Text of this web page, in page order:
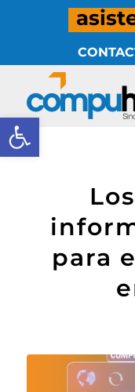
Abrir barra de
para